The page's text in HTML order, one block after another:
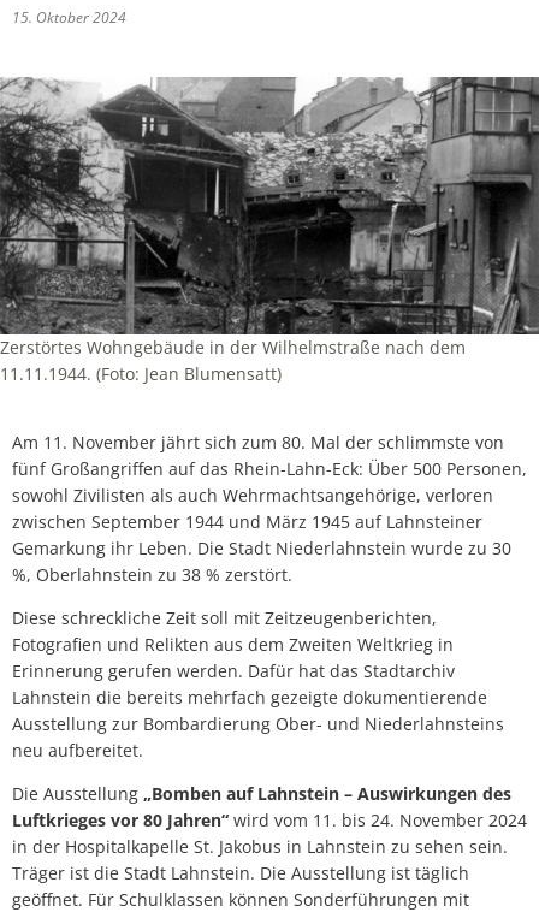
15. Oktober 2024
Zerstörtes Wohngebäude in der Wilhelmstraße nach dem
11.11.1944. (Foto: Jean Blumensatt)
Am 11. November jährt sich zum 80. Mal der schlimmste von
fünf Großangriffen auf das Rhein-Lahn-Eck: Über 500 Personen,
sowohl Zivilisten als auch Wehrmachtsangehörige, verloren
zwischen September 1944 und März 1945 auf Lahnsteiner
Gemarkung ihr Leben. Die Stadt Niederlahnstein wurde zu 30
%, Oberlahnstein zu 38 % zerstört.
Diese schreckliche Zeit soll mit Zeitzeugenberichten,
Fotografien und Relikten aus dem Zweiten Weltkrieg in
Erinnerung gerufen werden. Dafür hat das Stadtarchiv
Lahnstein die bereits mehrfach gezeigte dokumentierende
Ausstellung zur Bombardierung Ober- und Niederlahnsteins
neu aufbereitet.
Die Ausstellung „Bomben auf Lahnstein – Auswirkungen des
Luftkrieges vor 80 Jahren“ wird vom 11. bis 24. November 2024
in der Hospitalkapelle St. Jakobus in Lahnstein zu sehen sein.
Träger ist die Stadt Lahnstein. Die Ausstellung ist täglich
geöffnet. Für Schulklassen können Sonderführungen mit